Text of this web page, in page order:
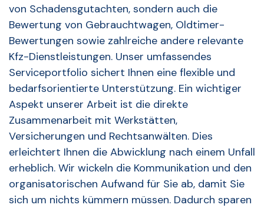
von Schadensgutachten, sondern auch die
Bewertung von Gebrauchtwagen, Oldtimer-
Bewertungen sowie zahlreiche andere relevante
Kfz-Dienstleistungen. Unser umfassendes
Serviceportfolio sichert Ihnen eine flexible und
bedarfsorientierte Unterstützung. Ein wichtiger
Aspekt unserer Arbeit ist die direkte
Zusammenarbeit mit Werkstätten,
Versicherungen und Rechtsanwälten. Dies
erleichtert Ihnen die Abwicklung nach einem Unfall
erheblich. Wir wickeln die Kommunikation und den
organisatorischen Aufwand für Sie ab, damit Sie
sich um nichts kümmern müssen. Dadurch sparen